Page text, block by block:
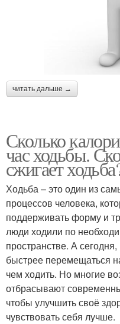
читать дальше →
Сколько
час ходьбы.
сжигает
Ходьба – это один из
процессов человека,
поддерживать форму и
люди ходили по
пространстве. А
быстрее перемещаться
чем ходить. Но многие
отбрасывают
чтобы улучшить своё
чувствовать себя лучше.